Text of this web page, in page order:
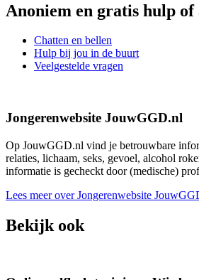
Anoniem en gratis hulp of
Chatten en bellen
Hulp bij jou in de buurt
Veelgestelde vragen
Jongerenwebsite JouwGGD.nl
Op JouwGGD.nl vind je betrouwbare
relaties, lichaam, seks, gevoel, alcohol
informatie is gecheckt door (medische)
Lees meer over Jongerenwebsite
Bekijk ook